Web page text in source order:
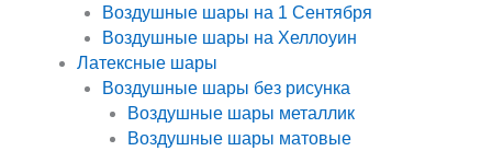
Воздушные шары на 1 Сентября
Воздушные шары на Хеллоуин
Латексные шары
Воздушные шары без рисунка
Воздушные шары металлик
Воздушные шары матовые